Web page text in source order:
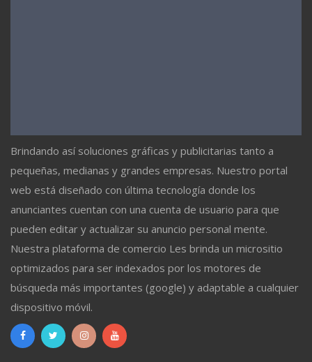
Brindando así soluciones gráficas y publicitarias tanto a
pequeñas, medianas y grandes empresas. Nuestro portal
web está diseñado con última tecnología donde los
anunciantes cuentan con una cuenta de usuario para que
pueden editar y actualizar su anuncio personal mente.
Nuestra plataforma de comercio Les brinda un micrositio
optimizados para ser indexados por los motores de
búsqueda más importantes (google) y adaptable a cualquier
dispositivo móvil.